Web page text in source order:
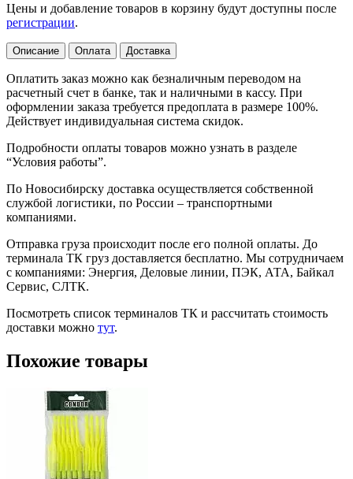
Цены и добавление товаров в корзину будут доступны после
регистрации.
Описание Оплата Доставка
Оплатить заказ можно как безналичным переводом на
расчетный счет в банке, так и наличными в кассу. При
оформлении заказа требуется предоплата в размере 100%.
Действует индивидуальная система скидок.
Подробности оплаты товаров можно узнать в разделе
“Условия работы”.
По Новосибирску доставка осуществляется собственной
службой логистики, по России – транспортными
компаниями.
Отправка груза происходит после его полной оплаты. До
терминала ТК груз доставляется бесплатно. Мы сотрудничаем
с компаниями: Энергия, Деловые линии, ПЭК, АТА, Байкал
Сервис, СЛТК.
Посмотреть список терминалов ТК и рассчитать стоимость
доставки можно тут.
Похожие товары